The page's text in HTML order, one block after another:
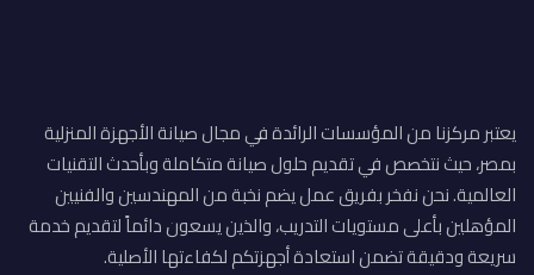
يعتبر مركزنا من المؤسسات الرائدة في مجال صيانة الأجهزة المنزلية
بمصر، حيث نتخصص في تقديم حلول صيانة متكاملة وبأحدث التقنيات
العالمية. نحن نفخر بفريق عمل يضم نخبة من المهندسين والفنيين
المؤهلين بأعلى مستويات التدريب، والذين يسعون دائماً لتقديم خدمة
سريعة ودقيقة تضمن استعادة أجهزتكم لكفاءتها الأصلية.